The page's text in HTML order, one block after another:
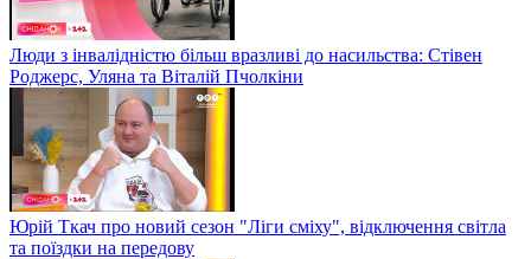
Люди з інвалідністю більш вразливі до насильства: Стівен
Роджерс, Уляна та Віталій Пчолкіни
Юрій Ткач про новий сезон "Ліги сміху", відключення світла
та поїздки на передову